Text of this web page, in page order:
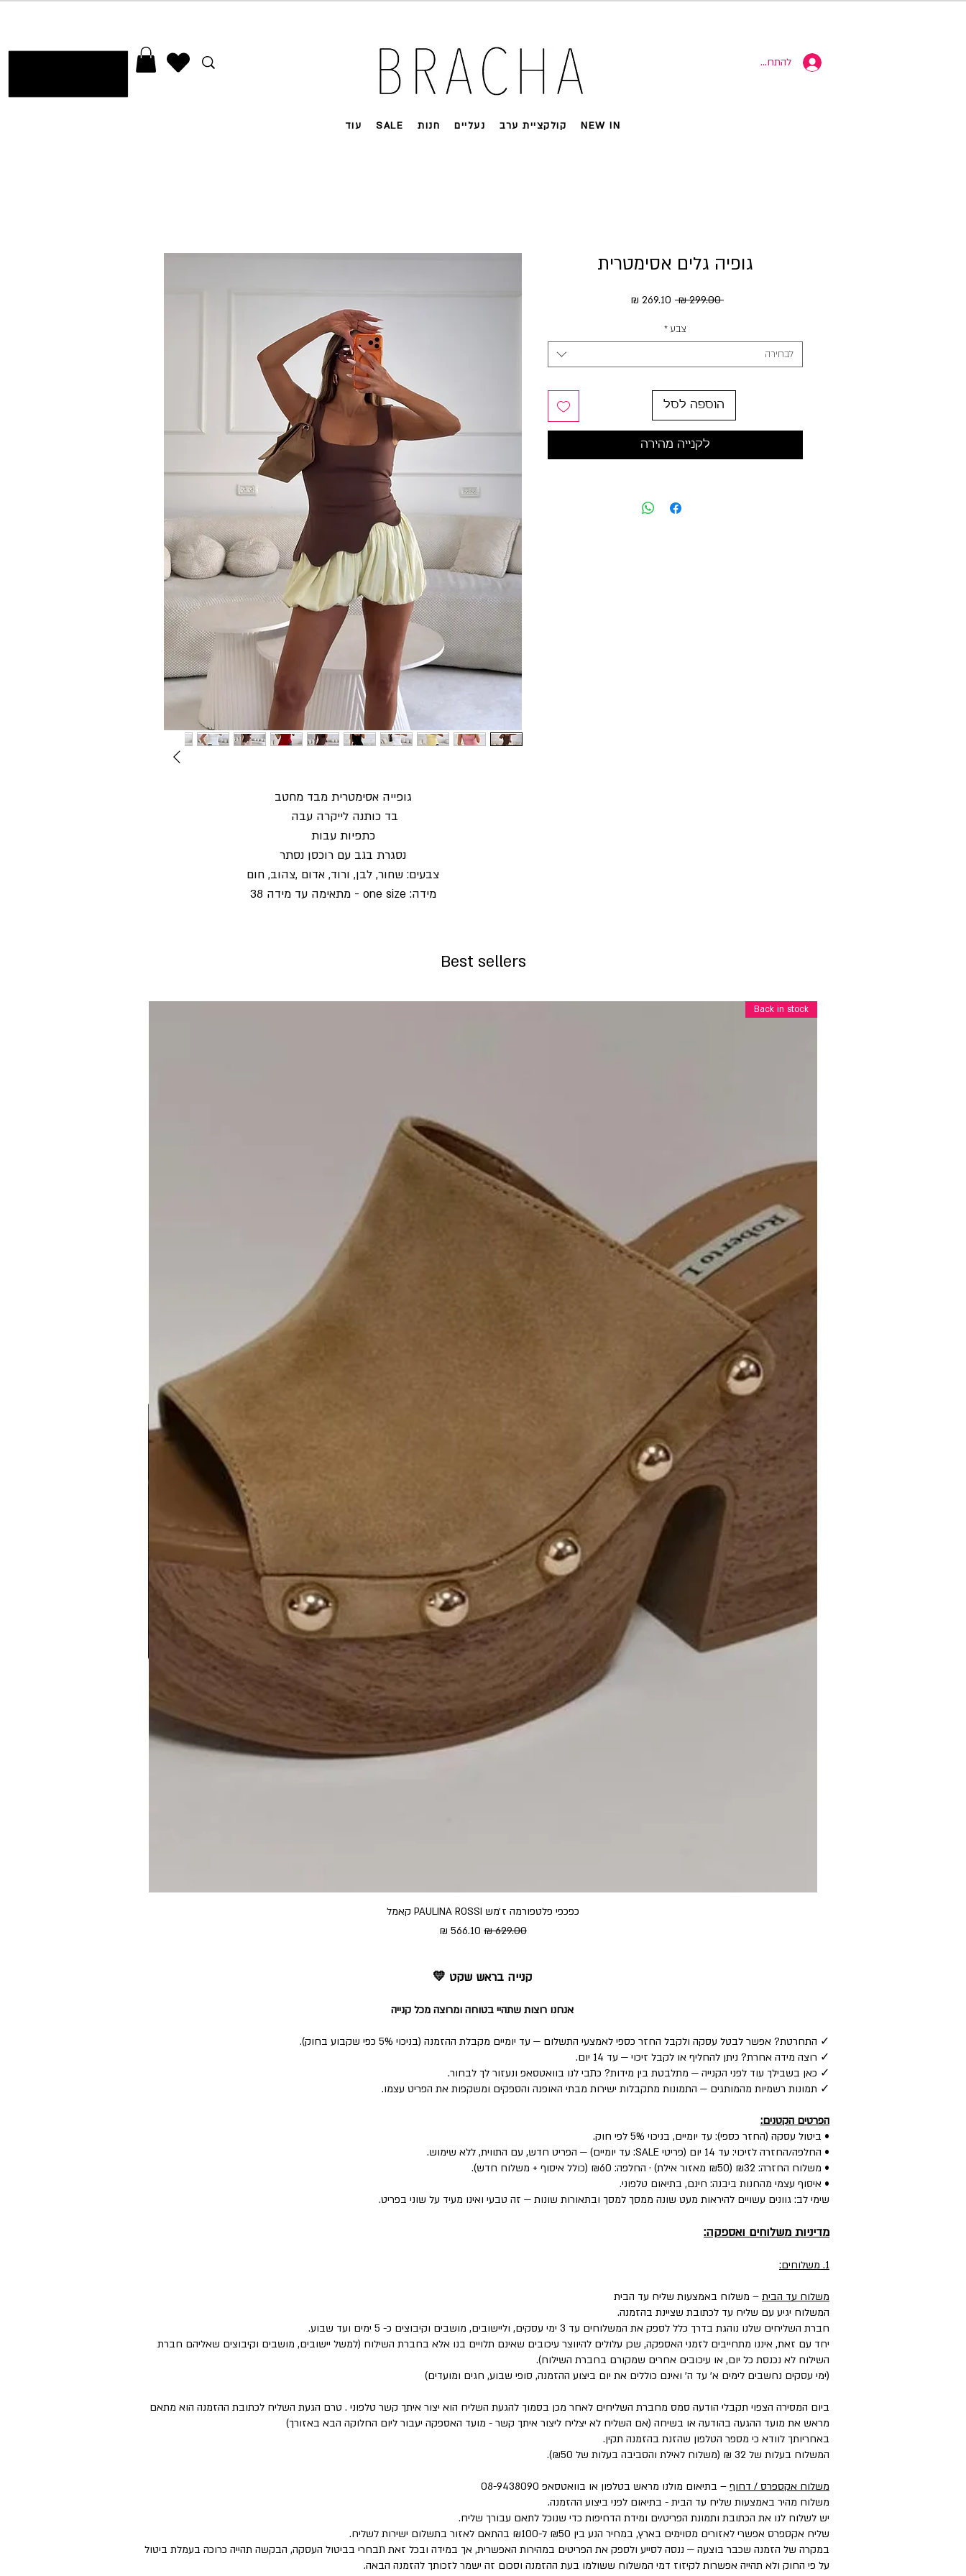
להתחברות
NEW IN קולקציית ערב נעליים חנות SALE עוד
גופייה אסימטרית מבד מחטב
בד כותנה לייקרה עבה
כתפיות עבות
נסגרת בגב עם רוכסן נסתר
צבעים: שחור, לבן, ורוד, אדום ,צהוב, חום
מידה: one size - מתאימה עד מידה 38
גופיה גלים אסימטרית
‏299.00 ‏₪ מחיר רגיל
צבע *
לבחירה
הוספה לסל
לקנייה מהירה
Best sellers
Back in stock
כפכפי פלטפורמה ז׳מש PAULINA ROSSI קאמל
מחיר רגיל מחיר מבצע
קנייה בראש שקט 💛
אנחנו רוצות שתהיי בטוחה ומרוצה מכל קנייה
✓ התחרטת? אפשר לבטל עסקה ולקבל החזר כספי לאמצעי התשלום — עד יומיים מקבלת ההזמנה (בניכוי 5% כפי שקבוע בחוק).
✓ רוצה מידה אחרת? ניתן להחליף או לקבל זיכוי — עד 14 יום.
✓ כאן בשבילך עוד לפני הקנייה — מתלבטת בין מידות? כתבי לנו בוואטסאפ ונעזור לך לבחור.
✓ תמונות רשמיות מהמותגים — התמונות מתקבלות ישירות מבתי האופנה והספקים ומשקפות את הפריט עצמו.
הפרטים הקטנים:
• ביטול עסקה (החזר כספי): עד יומיים, בניכוי 5% לפי חוק.
• החלפה/החזרה לזיכוי: עד 14 יום (פריטי SALE: עד יומיים) — הפריט חדש, עם התווית, ללא שימוש.
• משלוח החזרה: ₪32 (₪50 מאזור אילת) · החלפה: ₪60 (כולל איסוף + משלוח חדש).
• איסוף עצמי מהחנות ביבנה: חינם, בתיאום טלפוני.
שימי לב: גוונים עשויים להיראות מעט שונה ממסך למסך ובתאורות שונות — זה טבעי ואינו מעיד על שוני בפריט.
מדיניות משלוחים ואספקה:
1. משלוחים:
משלוח עד הבית – משלוח באמצעות שליח עד הבית
המשלוח יגיע עם שליח עד לכתובת שציינת בהזמנה.
חברת השליחים שלנו נוהגת בדרך כלל לספק את המשלוחים עד 3 ימי עסקים, וליישובים, מושבים וקיבוצים כ- 5 ימים ועד שבוע.
יחד עם זאת, איננו מתחייבים לזמני האספקה, שכן עלולים להיווצר עיכובים שאינם תלויים בנו אלא בחברת השילוח (למשל יישובים, מושבים וקיבוצים שאליהם חברת
השילוח לא נכנסת כל יום, או עיכובים אחרים שמקורם בחברת השילוח).
(ימי עסקים נחשבים לימים א' עד ה' ואינם כוללים את יום ביצוע ההזמנה, סופי שבוע, חגים ומועדים)
ביום המסירה הצפוי תקבלי הודעה סמס מחברת השליחים לאחר מכן בסמוך להגעת השליח הוא יצור איתך קשר טלפוני . טרם הגעת השליח לכתובת ההזמנה הוא מתאם
מראש את מועד ההגעה בהודעה או בשיחה (אם השליח לא יצליח ליצור איתך קשר - מועד האספקה יעבור ליום החלוקה הבא באזורך)
באחריותך לוודא כי מספר הטלפון שהזנת בהזמנה תקין.
המשלוח בעלות של 32 ₪ (משלוח לאילת והסביבה בעלות של ₪50).
משלוח אקספרס / דחוף – בתיאום מולנו מראש בטלפון או בוואטסאפ 08-9438090
משלוח מהיר באמצעות שליח עד הבית - בתיאום לפני ביצוע ההזמנה.
יש לשלוח לנו את הכתובת ותמונת הפריט/ים ומידת הדחיפות כדי שנוכל לתאם עבורך שליח.
שליח אקספרס אפשרי לאזורים מסוימים בארץ, במחיר הנע בין ₪50 ל-₪100 בהתאם לאזור בתשלום ישירות לשליח.
במקרה של הזמנה שכבר בוצעה — ננסה לסייע ולספק את הפריטים במהירות האפשרית, אך במידה ובכל זאת תבחרי בביטול העסקה, הבקשה תהייה כרוכה בעמלת ביטול
על פי החוק ולא תהייה אפשרות לקיזוז דמי המשלוח ששולמו בעת ההזמנה וסכום זה ישמר לזכותך להזמנה הבאה.